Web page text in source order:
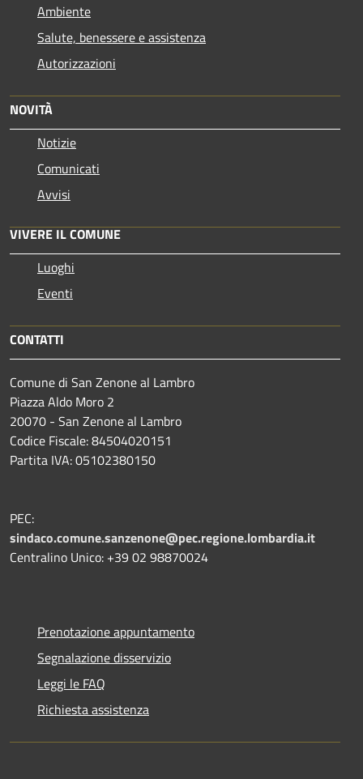
Ambiente
Salute, benessere e assistenza
Autorizzazioni
NOVITÀ
Notizie
Comunicati
Avvisi
VIVERE IL COMUNE
Luoghi
Eventi
CONTATTI
Comune di San Zenone al Lambro
Piazza Aldo Moro 2
20070 - San Zenone al Lambro
Codice Fiscale: 84504020151
Partita IVA: 05102380150
PEC:
sindaco.comune.sanzenone@pec.regione.lombardia.it
Centralino Unico: +39 02 98870024
Prenotazione appuntamento
Segnalazione disservizio
Leggi le FAQ
Richiesta assistenza